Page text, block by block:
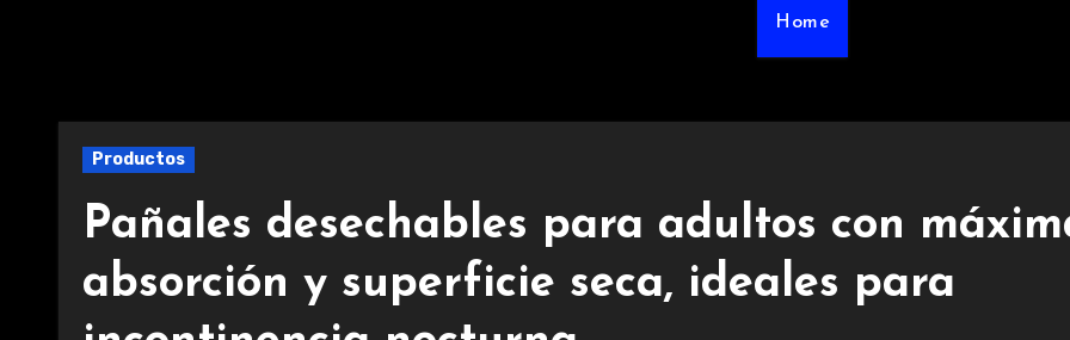
Home
Productos
Pañales desechables para adultos con
absorción y superficie seca, ideales para